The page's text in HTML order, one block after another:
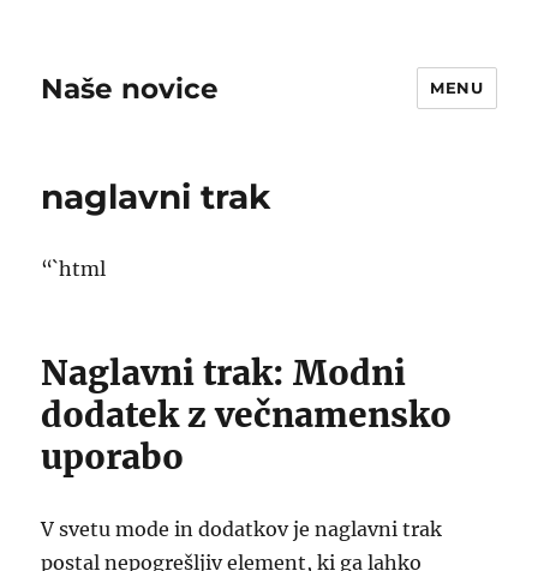
Naše novice MENU
naglavni trak
“`html
Naglavni trak: Modni
dodatek z večnamensko
uporabo
V svetu mode in dodatkov je naglavni trak
postal nepogrešljiv element, ki ga lahko